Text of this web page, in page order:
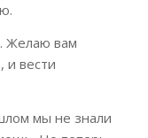
Желаю вам
и вести
мы не знали